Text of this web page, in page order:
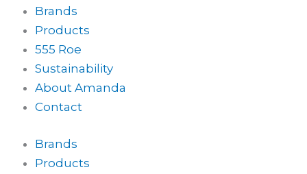
Brands
Products
555 Roe
Sustainability
About Amanda
Contact
Brands
Products